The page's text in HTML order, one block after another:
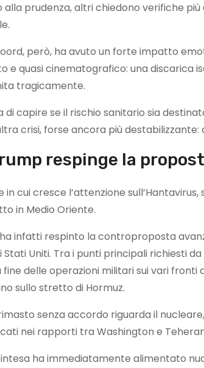
alla prudenza, altri chiedono verifiche
però, ha avuto un forte impatto
e quasi cinematografico: una discarica
tragicamente.
di capire se il rischio sanitario sia
crisi, forse ancora più destabilizzante:
respinge la
in cui cresce l’attenzione
in Medio Oriente.
infatti respinto la controproposta
Uniti. Tra i punti principali richiesti
delle operazioni militari sui vari
sullo stretto di Hormuz.
senza accordo riguarda il
nei rapporti tra Washington e
ha immediatamente alimentato